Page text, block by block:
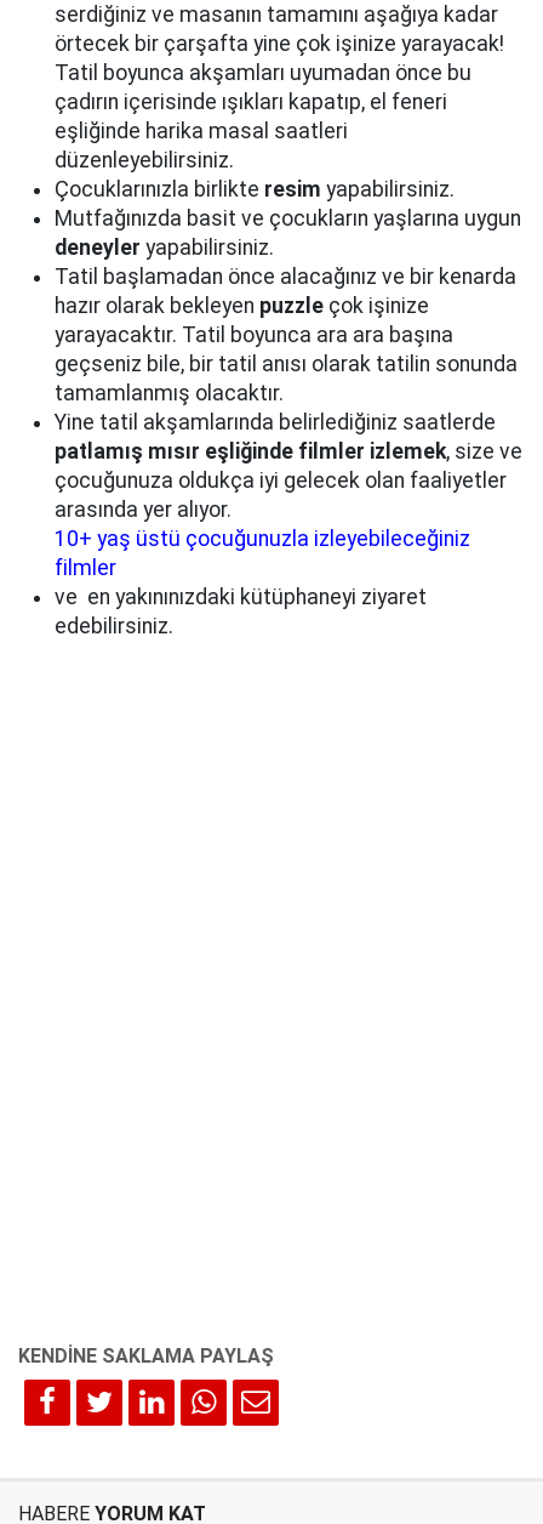
serdiğiniz ve masanın tamamını aşağıya kadar
örtecek bir çarşafta yine çok işinize yarayacak!
Tatil boyunca akşamları uyumadan önce bu
çadırın içerisinde ışıkları kapatıp, el feneri
eşliğinde harika masal saatleri
düzenleyebilirsiniz.
Çocuklarınızla birlikte resim yapabilirsiniz.
Mutfağınızda basit ve çocukların yaşlarına uygun
deneyler yapabilirsiniz.
Tatil başlamadan önce alacağınız ve bir kenarda
hazır olarak bekleyen puzzle çok işinize
yarayacaktır. Tatil boyunca ara ara başına
geçseniz bile, bir tatil anısı olarak tatilin sonunda
tamamlanmış olacaktır.
Yine tatil akşamlarında belirlediğiniz saatlerde
patlamış mısır eşliğinde filmler izlemek, size ve
çocuğunuza oldukça iyi gelecek olan faaliyetler
arasında yer alıyor.
10+ yaş üstü çocuğunuzla izleyebileceğiniz
filmler
ve en yakınınızdaki kütüphaneyi ziyaret
edebilirsiniz.
HABERE YORUM KAT